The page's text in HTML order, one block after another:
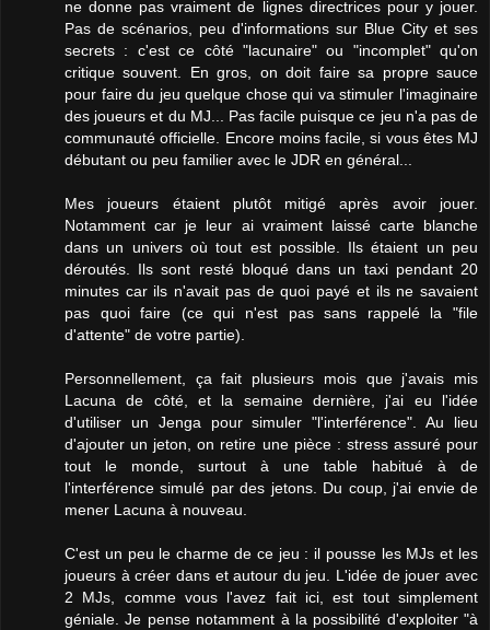
ne donne pas vraiment de lignes directrices pour y jouer.
Pas de scénarios, peu d'informations sur Blue City et ses
secrets : c'est ce côté "lacunaire" ou "incomplet" qu'on
critique souvent. En gros, on doit faire sa propre sauce
pour faire du jeu quelque chose qui va stimuler l'imaginaire
des joueurs et du MJ... Pas facile puisque ce jeu n'a pas de
communauté officielle. Encore moins facile, si vous êtes MJ
débutant ou peu familier avec le JDR en général...
Mes joueurs étaient plutôt mitigé après avoir jouer.
Notamment car je leur ai vraiment laissé carte blanche
dans un univers où tout est possible. Ils étaient un peu
déroutés. Ils sont resté bloqué dans un taxi pendant 20
minutes car ils n'avait pas de quoi payé et ils ne savaient
pas quoi faire (ce qui n'est pas sans rappelé la "file
d'attente" de votre partie).
Personnellement, ça fait plusieurs mois que j'avais mis
Lacuna de côté, et la semaine dernière, j'ai eu l'idée
d'utiliser un Jenga pour simuler "l'interférence". Au lieu
d'ajouter un jeton, on retire une pièce : stress assuré pour
tout le monde, surtout à une table habitué à de
l'interférence simulé par des jetons. Du coup, j'ai envie de
mener Lacuna à nouveau.
C'est un peu le charme de ce jeu : il pousse les MJs et les
joueurs à créer dans et autour du jeu. L'idée de jouer avec
2 MJs, comme vous l'avez fait ici, est tout simplement
géniale. Je pense notamment à la possibilité d'exploiter "à